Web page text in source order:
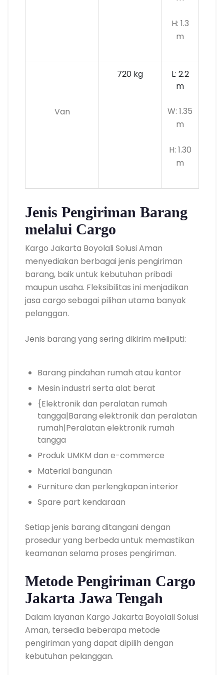
H: 1.3
m
Van
720 kg
L: 2.2
m
W: 1.35
m
H: 1.30
m
Jenis Pengiriman Barang
melalui Cargo
Kargo Jakarta Boyolali Solusi Aman
menyediakan berbagai jenis pengiriman
barang, baik untuk kebutuhan pribadi
maupun usaha. Fleksibilitas ini menjadikan
jasa cargo sebagai pilihan utama banyak
pelanggan.
Jenis barang yang sering dikirim meliputi:
Barang pindahan rumah atau kantor
Mesin industri serta alat berat
{Elektronik dan peralatan rumah
tangga|Barang elektronik dan peralatan
rumah|Peralatan elektronik rumah
tangga
Produk UMKM dan e-commerce
Material bangunan
Furniture dan perlengkapan interior
Spare part kendaraan
Setiap jenis barang ditangani dengan
prosedur yang berbeda untuk memastikan
keamanan selama proses pengiriman.
Metode Pengiriman Cargo
Jakarta Jawa Tengah
Dalam layanan Kargo Jakarta Boyolali Solusi
Aman, tersedia beberapa metode
pengiriman yang dapat dipilih dengan
kebutuhan pelanggan.